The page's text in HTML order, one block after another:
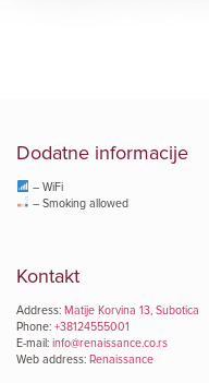
Dodatne informacije
– WiFi
– Smoking allowed
Kontakt
Address: Matije Korvina 13, Subotica
Phone: +38124555001
E-mail: info@renaissance.co.rs
Web address: Renaissance